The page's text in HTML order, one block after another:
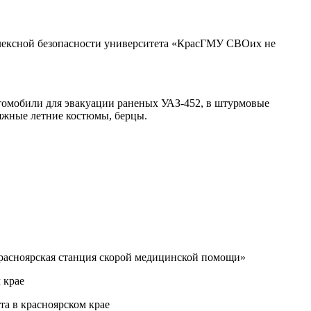
безопасности университета «КрасГМУ СВОих не
для эвакуации раненых УАЗ-452, в штурмовые
летние костюмы, берцы.
станция скорой медицинской помощи»
в красноярском крае